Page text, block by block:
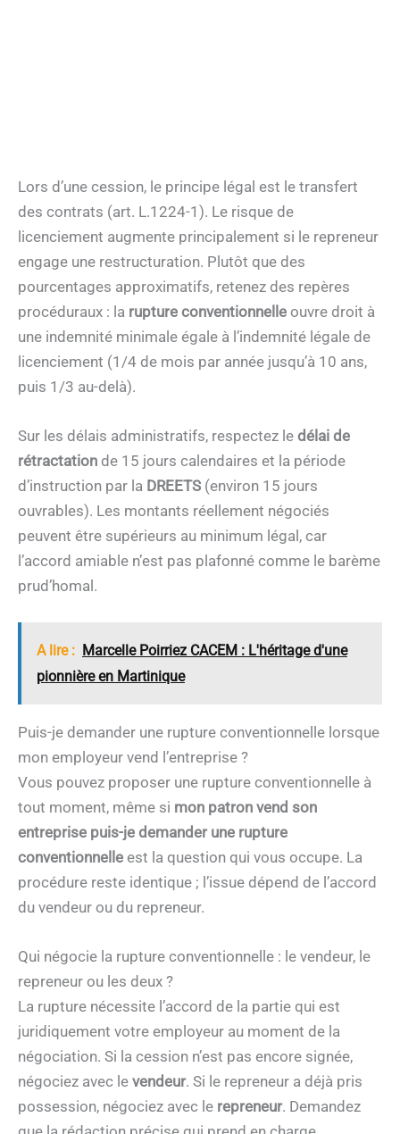
Lors d’une cession, le principe légal est le transfert
des contrats (art. L.1224-1). Le risque de
licenciement augmente principalement si le repreneur
engage une restructuration. Plutôt que des
pourcentages approximatifs, retenez des repères
procéduraux : la rupture conventionnelle ouvre droit à
une indemnité minimale égale à l’indemnité légale de
licenciement (1/4 de mois par année jusqu’à 10 ans,
puis 1/3 au-delà).
Sur les délais administratifs, respectez le délai de
rétractation de 15 jours calendaires et la période
d’instruction par la DREETS (environ 15 jours
ouvrables). Les montants réellement négociés
peuvent être supérieurs au minimum légal, car
l’accord amiable n’est pas plafonné comme le barème
prud’homal.
A lire : Marcelle Poirriez CACEM : L'héritage d'une
pionnière en Martinique
Puis-je demander une rupture conventionnelle lorsque
mon employeur vend l’entreprise ?
Vous pouvez proposer une rupture conventionnelle à
tout moment, même si mon patron vend son
entreprise puis-je demander une rupture
conventionnelle est la question qui vous occupe. La
procédure reste identique ; l’issue dépend de l’accord
du vendeur ou du repreneur.
Qui négocie la rupture conventionnelle : le vendeur, le
repreneur ou les deux ?
La rupture nécessite l’accord de la partie qui est
juridiquement votre employeur au moment de la
négociation. Si la cession n’est pas encore signée,
négociez avec le vendeur. Si le repreneur a déjà pris
possession, négociez avec le repreneur. Demandez